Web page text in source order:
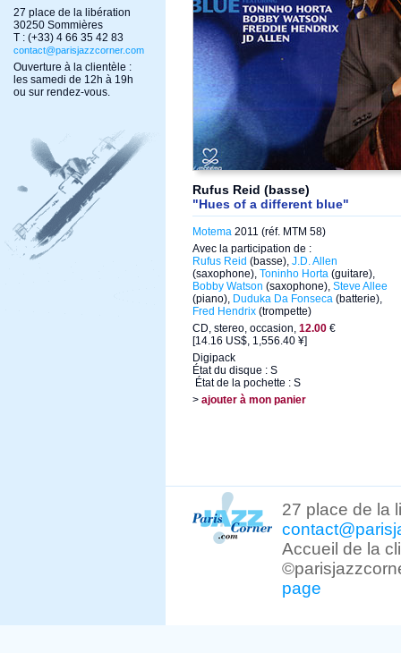
27 place de la libération
30250 Sommières
T : (+33) 4 66 35 42 83
contact@parisjazzcorner.com
Ouverture à la clientèle :
les samedi de 12h à 19h
ou sur rendez-vous.
Rufus Reid (basse)
"Hues of a different blue"
Motema 2011 (réf. MTM 58)
Avec la participation de :
Rufus Reid (basse), J.D. Allen
(saxophone), Toninho Horta (guitare),
Bobby Watson (saxophone), Steve Allee
(piano), Duduka Da Fonseca (batterie),
Fred Hendrix (trompette)
CD, stereo, occasion, 12.00 €
[14.16 US$, 1,556.40 ¥]
Digipack
État du disque : S
État de la pochette : S
> ajouter à mon panier
27 place de la
Accueil de la
page